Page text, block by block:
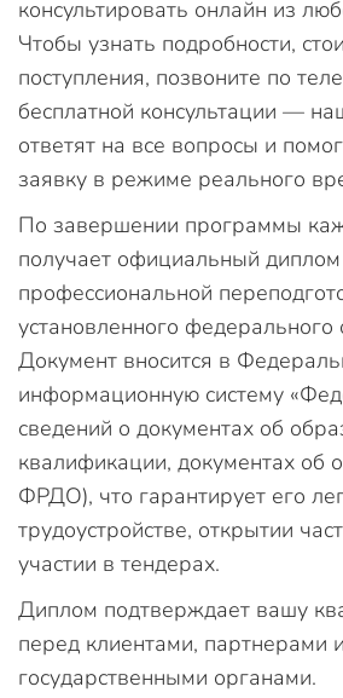
консультировать онлайн из
Чтобы узнать подробности,
поступления, позвоните по
бесплатной консультации —
ответят на все вопросы и
заявку в режиме реального
По завершении программы
получает официальный
профессиональной
установленного федерального
Документ вносится в
информационную систему
сведений о документах об
квалификации, документах об
ФРДО), что гарантирует его
трудоустройстве, открытии
участии в тендерах.
Диплом подтверждает вашу
перед клиентами, партнерами и
государственными органами.